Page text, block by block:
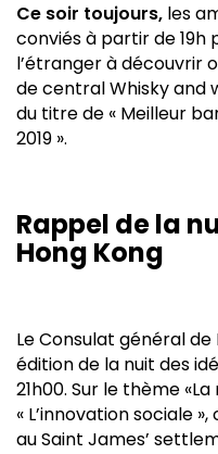
Ce soir toujours, les
conviés à partir de 19h
l’étranger à découvrir
de central Whisky and
du titre de « Meilleur
2019 ».
Rappel de la
Hong Kong
Le Consulat général
édition de la nuit des
21h00. Sur le thème
« L’innovation sociale
au Saint James’